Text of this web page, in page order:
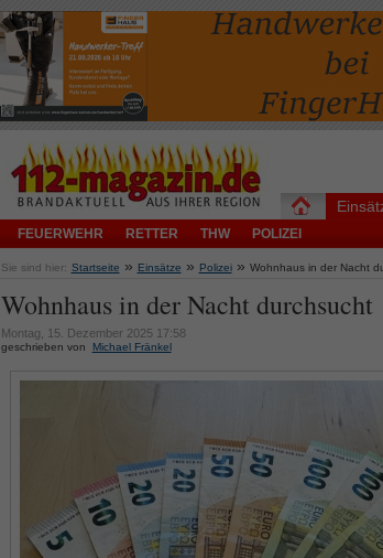
FEUERWEHR RETTER THW POLIZEI
Sie sind hier: Startseite » Einsätze » Polizei » Wohnhaus in der Nacht
Wohnhaus in der Nacht durchsucht
Montag, 15. Dezember 2025 17:58
geschrieben von Michael Fränkel